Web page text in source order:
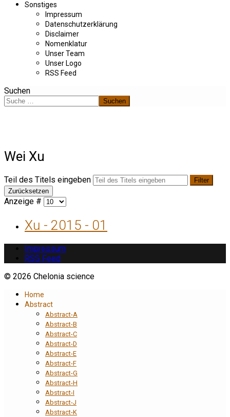
Sonstiges
Impressum
Datenschutzerklärung
Disclaimer
Nomenklatur
Unser Team
Unser Logo
RSS Feed
Suchen
Suchen
Wei Xu
Teil des Titels eingeben
Filter
Zurücksetzen
Anzeige #
Xu - 2015 - 01
Impressum
RSS Feed
© 2026 Chelonia science
Home
Abstract
Abstract-A
Abstract-B
Abstract-C
Abstract-D
Abstract-E
Abstract-F
Abstract-G
Abstract-H
Abstract-I
Abstract-J
Abstract-K